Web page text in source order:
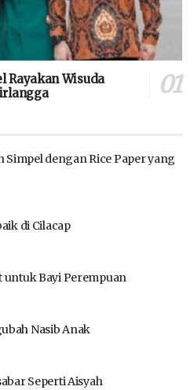
Rayakan Wisuda
Simpel dengan Rice Paper yang
di Cilacap
untuk Bayi Perempuan
Nasib Anak
Seperti Aisyah